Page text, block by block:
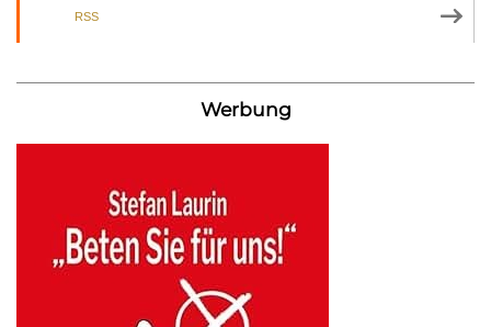
RSS
Werbung